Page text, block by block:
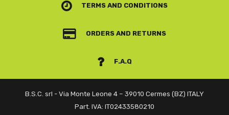
TERMS AND CONDITIONS
ORDERS AND RETURNS
F.A.Q
B.S.C. srl - Via Monte Leone 4 – 39010 Cermes (BZ) ITALY
Part. IVA: IT02433580210